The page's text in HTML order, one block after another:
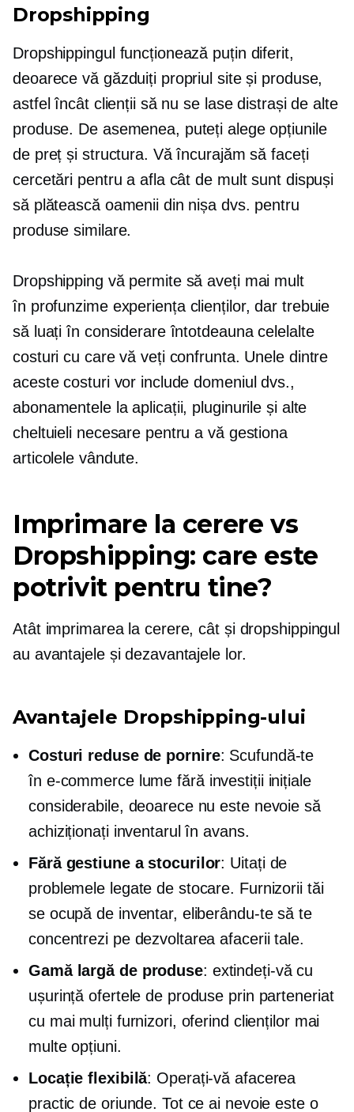
Dropshipping
Dropshippingul funcționează puțin diferit,
deoarece vă găzduiți propriul site și produse,
astfel încât clienții să nu se lase distrași de alte
produse. De asemenea, puteți alege opțiunile
de preț și structura. Vă încurajăm să faceți
cercetări pentru a afla cât de mult sunt dispuși
să plătească oamenii din nișa dvs. pentru
produse similare.
Dropshipping vă permite să aveți mai mult
în profunzimeexperiența clienților, dar trebuie
să luați în considerare întotdeauna celelalte
costuri cu care vă veți confrunta. Unele dintre
aceste costuri vor include domeniul dvs.,
abonamentele la aplicații, pluginurile și alte
cheltuieli necesare pentru a vă gestiona
articolele vândute.
Imprimare la cerere vs
Dropshipping: care este
potrivit pentru tine?
Atât imprimarea la cerere, cât și dropshippingul
au avantajele și dezavantajele lor.
Avantajele Dropshipping-ului
Costuri reduse de pornire: Scufundă-te
în e-commercelume fără investiții inițiale
considerabile, deoarece nu este nevoie să
achiziționați inventarul în avans.
Fără gestiune a stocurilor: Uitați de
problemele legate de stocare. Furnizorii tăi
se ocupă de inventar, eliberându-te să te
concentrezi pe dezvoltarea afacerii tale.
Gamă largă de produse: extindeți-vă cu
ușurință ofertele de produse prin parteneriat
cu mai mulți furnizori, oferind clienților mai
multe opțiuni.
Locație flexibilă: Operați-vă afacerea
practic de oriunde. Tot ce ai nevoie este o